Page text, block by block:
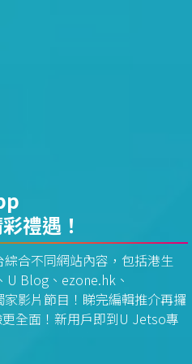
禮遇！
合不同網站內容，包括港生
U Blog、ezone.hk、
影片節目！睇完編輯推介再攞
全面！新用戶即到U Jetso專